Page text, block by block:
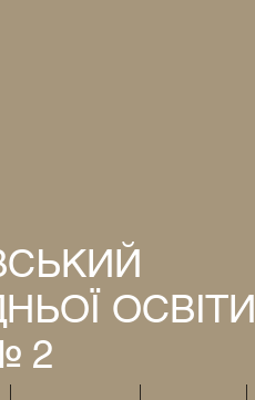
ОСВІТИ
2